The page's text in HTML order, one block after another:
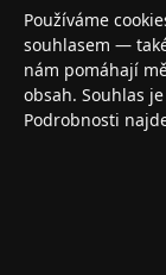
Váš
elektronikou.
INFORMACE
Doprava a doručení
Používáme
souhlasem —
nám pomáhají
obsah. Souhlas
Podrobnosti